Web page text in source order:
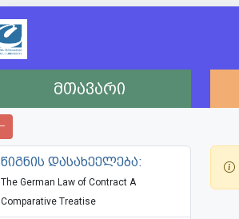
მთავარი
წიგნის დასახეელება:
The German Law of Contract A
Comparative Treatise